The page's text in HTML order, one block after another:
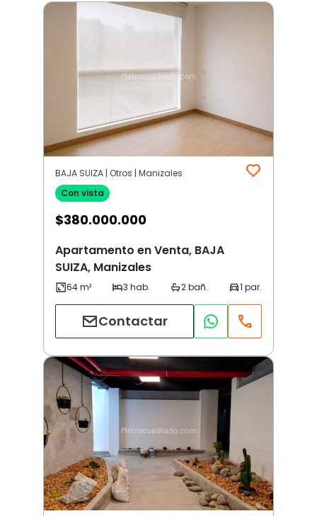
BAJA SUIZA | Otros | Manizales
Con vista
$380.000.000
Apartamento en Venta, BAJA
SUIZA, Manizales
Contactar